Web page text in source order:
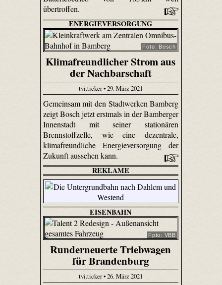
übertroffen.
ENERGIEVERSORGUNG
Foto: Bosch
Klimafreundlicher Strom aus
der Nachbarschaft
tvi.ticker • 29. März 2021
Gemeinsam mit den Stadtwerken Bamberg
zeigt Bosch jetzt erstmals in der Bamberger
Innenstadt mit seiner stationären
Brennstoffzelle, wie eine dezentrale,
klimafreundliche Energieversorgung der
Zukunft aussehen kann.
REKLAME
EISENBAHN
Fpto: VBB
Runderneuerte Triebwagen
für Brandenburg
tvi.ticker • 26. März 2021